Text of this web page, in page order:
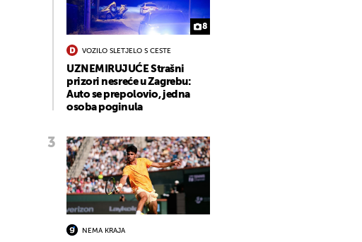
8
VOZILO SLETJELO S CESTE
UZNEMIRUJUĆE Strašni
prizori nesreće u Zagrebu:
Auto se prepolovio, jedna
osoba poginula
NEMA KRAJA